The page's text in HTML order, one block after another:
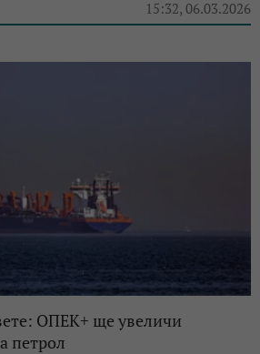
15:32, 06.03.2026
ОПЕК+ ще увеличи
петрол